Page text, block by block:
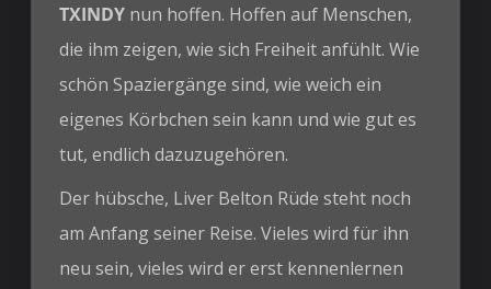
TXINDY nun hoffen. Hoffen auf Menschen,
die ihm zeigen, wie sich Freiheit anfühlt. Wie
schön Spaziergänge sind, wie weich ein
eigenes Körbchen sein kann und wie gut es
tut, endlich dazuzugehören.
Der hübsche, Liver Belton Rüde steht noch
am Anfang seiner Reise. Vieles wird für ihn
neu sein, vieles wird er erst kennenlernen